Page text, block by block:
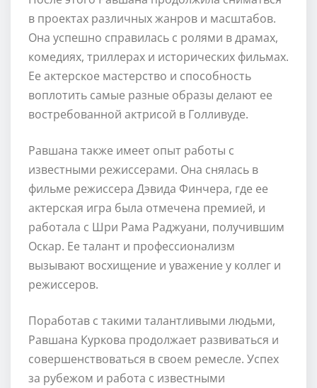
в проектах различных жанров и масштабов.
Она успешно справилась с ролями в драмах,
комедиях, триллерах и исторических фильмах.
Ее актерское мастерство и способность
воплотить самые разные образы делают ее
востребованной актрисой в Голливуде.
Равшана также имеет опыт работы с
известными режиссерами. Она снялась в
фильме режиссера Дэвида Финчера, где ее
актерская игра была отмечена премией, и
работала с Шри Рама Раджуани, получившим
Оскар. Ее талант и профессионализм
вызывают восхищение и уважение у коллег и
режиссеров.
Поработав с такими талантливыми людьми,
Равшана Куркова продолжает развиваться и
совершенствоваться в своем ремесле. Успех
за рубежом и работа с известными